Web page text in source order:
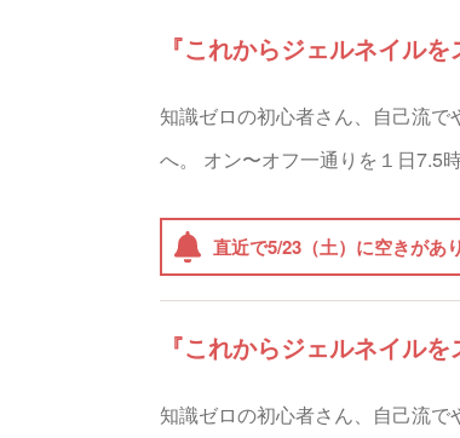
『これからジェルネイルを
知識ゼロの初心者さん、自己流
へ。 オン〜オフ一通りを１日7.5
直近で5/23（土）に空きがあ
『これからジェルネイルを
知識ゼロの初心者さん、自己流